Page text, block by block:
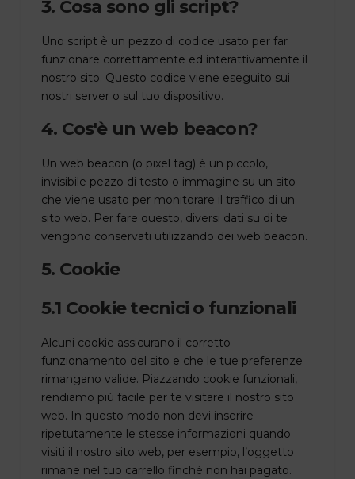
3. Cosa sono gli script?
Uno script è un pezzo di codice usato per far
funzionare correttamente ed interattivamente il
nostro sito. Questo codice viene eseguito sui
nostri server o sul tuo dispositivo.
4. Cos'è un web beacon?
Un web beacon (o pixel tag) è un piccolo,
invisibile pezzo di testo o immagine su un sito
che viene usato per monitorare il traffico di un
sito web. Per fare questo, diversi dati su di te
vengono conservati utilizzando dei web beacon.
5. Cookie
5.1 Cookie tecnici o funzionali
Alcuni cookie assicurano il corretto
funzionamento del sito e che le tue preferenze
rimangano valide. Piazzando cookie funzionali,
rendiamo più facile per te visitare il nostro sito
web. In questo modo non devi inserire
ripetutamente le stesse informazioni quando
visiti il nostro sito web, per esempio, l’oggetto
rimane nel tuo carrello finché non hai pagato.